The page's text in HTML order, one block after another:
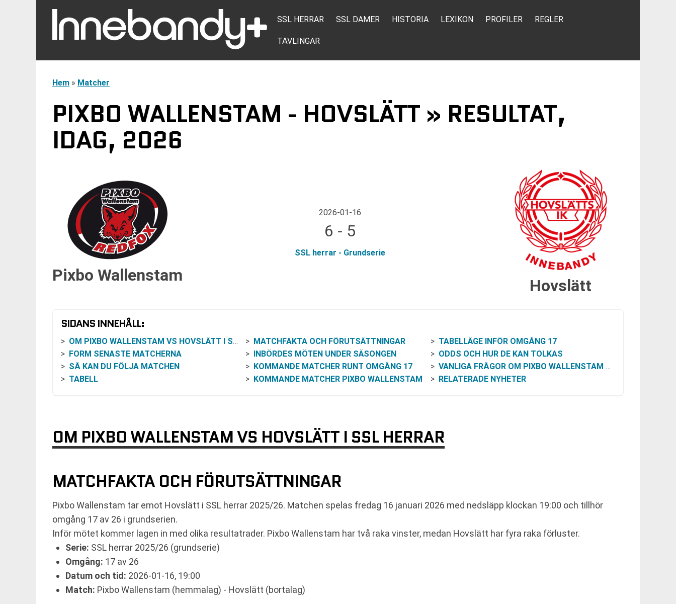
SSL HERRAR SSL DAMER HISTORIA LEXIKON PROFILER REGLER
TÄVLINGAR
Hem » Matcher
PIXBO WALLENSTAM - HOVSLÄTT » RESULTAT,
IDAG, 2026
Pixbo Wallenstam
2026-01-16
6 - 5
SSL herrar - Grundserie
Hovslätt
SIDANS INNEHÅLL:
OM PIXBO WALLENSTAM VS HOVSLÄTT I SSL HERRAR MATCHFAKTA OCH FÖRUTSÄTTNINGAR
TABELLÄGE INFÖR OMGÅNG 17
FORM SENASTE MATCHERNA
INBÖRDES MÖTEN UNDER SÄSONGEN
ODDS OCH HUR DE KAN TOLKAS
SÅ KAN DU FÖLJA MATCHEN
KOMMANDE MATCHER RUNT OMGÅNG 17
VANLIGA FRÅGOR OM PIXBO WALLENSTAM VS HOVSLÄTT
TABELL
KOMMANDE MATCHER PIXBO WALLENSTAM RELATERADE NYHETER
OM PIXBO WALLENSTAM VS HOVSLÄTT I SSL HERRAR
MATCHFAKTA OCH FÖRUTSÄTTNINGAR
Pixbo Wallenstam tar emot Hovslätt i SSL herrar 2025/26. Matchen spelas fredag 16 januari 2026 med nedsläpp klockan 19:00 och tillhör
omgång 17 av 26 i grundserien.
Inför mötet kommer lagen in med olika resultatrader. Pixbo Wallenstam har två raka vinster, medan Hovslätt har fyra raka förluster.
Serie: SSL herrar 2025/26 (grundserie)
Omgång: 17 av 26
Datum och tid: 2026-01-16, 19:00
Match: Pixbo Wallenstam (hemmalag) - Hovslätt (bortalag)